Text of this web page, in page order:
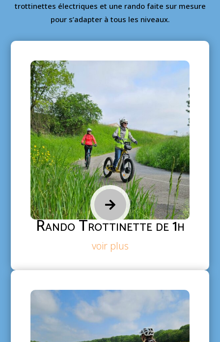
trottinettes électriques et une rando faite sur mesure
pour s’adapter à tous les niveaux.

Rando Trottinette de 1h
voir plus